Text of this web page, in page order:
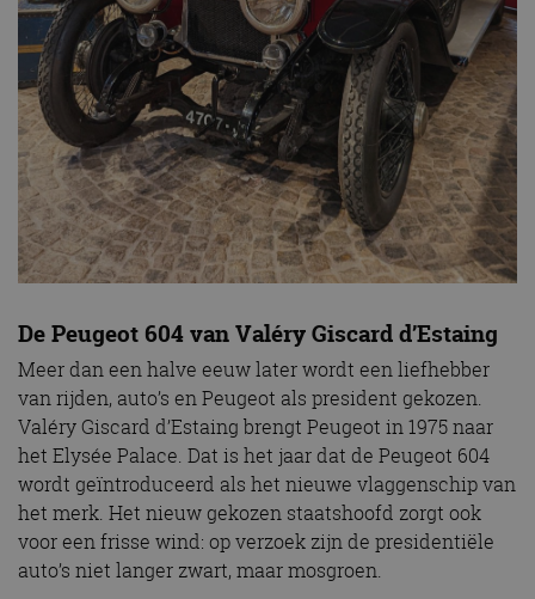
De Peugeot 604 van Valéry Giscard d’Estaing
Meer dan een halve eeuw later wordt een liefhebber
van rijden, auto’s en Peugeot als president gekozen.
Valéry Giscard d’Estaing brengt Peugeot in 1975 naar
het Elysée Palace. Dat is het jaar dat de Peugeot 604
wordt geïntroduceerd als het nieuwe vlaggenschip van
het merk. Het nieuw gekozen staatshoofd zorgt ook
voor een frisse wind: op verzoek zijn de presidentiële
auto’s niet langer zwart, maar mosgroen.